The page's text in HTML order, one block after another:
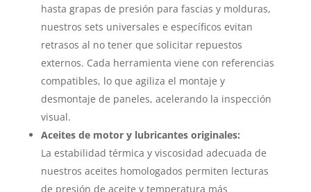
hasta grapas de presión para fascias y molduras,
nuestros sets universales e específicos evitan
retrasos al no tener que solicitar repuestos
externos. Cada herramienta viene con referencias
compatibles, lo que agiliza el montaje y
desmontaje de paneles, acelerando la inspección
visual.
Aceites de motor y lubricantes originales:
La estabilidad térmica y viscosidad adecuada de
nuestros aceites homologados permiten lecturas
de presión de aceite y temperatura más